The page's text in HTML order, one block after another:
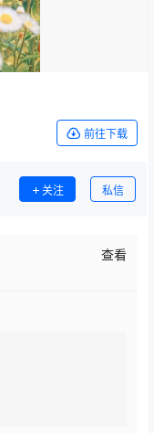
前往下载
关注 私信
查看